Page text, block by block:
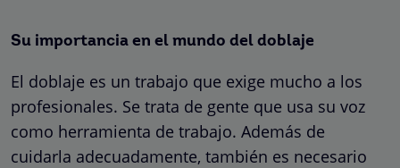
Su importancia en el mundo del doblaje
El doblaje es un trabajo que exige mucho a los
profesionales. Se trata de gente que usa su voz
como herramienta de trabajo. Además de
cuidarla adecuadamente, también es necesario